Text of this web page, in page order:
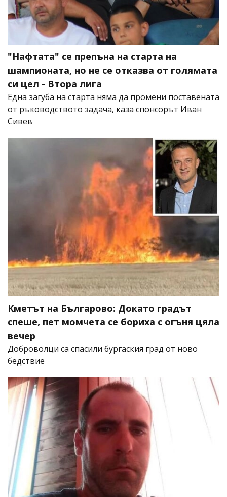
"Нафтата" се препъна на старта на
шампионата, но не се отказва от голямата
си цел - Втора лига
Една загуба на старта няма да промени поставената
от ръководството задача, каза спонсорът Иван
Сивев
Кметът на Българово: Докато градът
спеше, пет момчета се бориха с огъня цяла
вечер
Доброволци са спасили бургаския град от ново
бедствие